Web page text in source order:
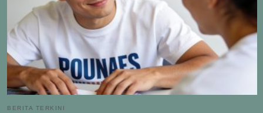
BERITA TERKINI